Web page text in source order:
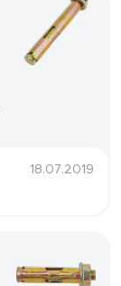
18.07.2019